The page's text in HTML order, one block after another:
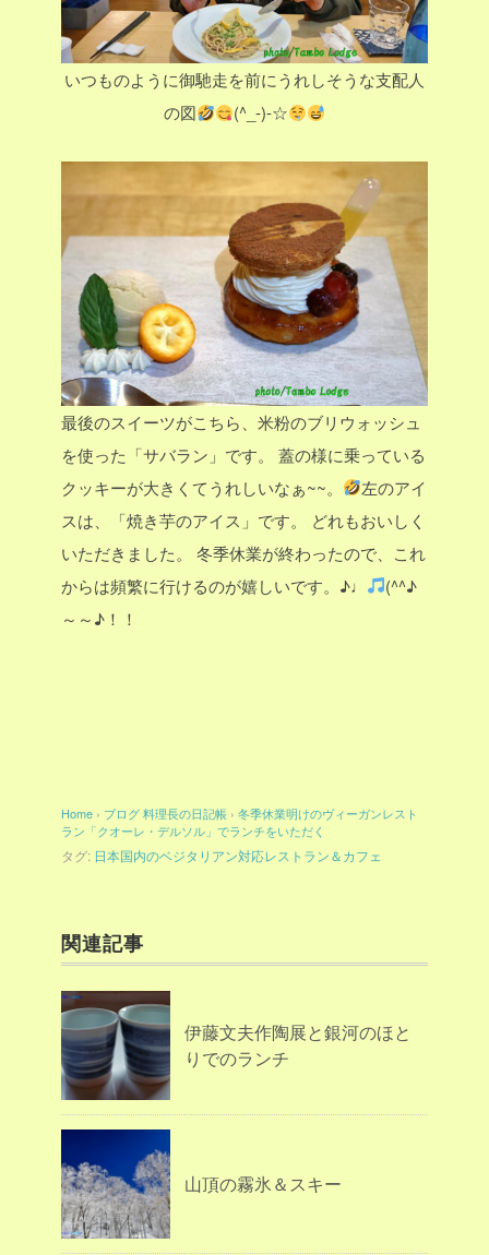
いつものように御馳走を前にうれしそうな支配人
の図
(^_-)-☆
最後のスイーツがこちら、米粉のブリウォッシュ
を使った「サバラン」です。
蓋の様に乗っている
クッキーが大きくてうれしいなぁ~~。
左のアイ
スは、「焼き芋のアイス」です。
どれもおいしく
いただきました。
冬季休業が終わったので、これ
からは頻繁に行けるのが嬉しいです。♪♩
(^^♪
～～♪！！
Home › ブログ料理長の日記帳 › 冬季休業明けのヴィーガンレスト
ラン「クオーレ・デルソル」でランチをいただく
タグ: 日本国内のベジタリアン対応レストラン＆カフェ
関連記事
伊藤文夫作陶展と銀河のほと
りでのランチ
山頂の霧氷＆スキー